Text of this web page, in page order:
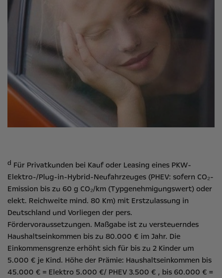
d Für Privatkunden bei Kauf oder Leasing eines PKW-
Elektro-/Plug-in-Hybrid-Neufahrzeuges (PHEV: sofern CO₂-
Emission bis zu 60 g CO₂/km (Typgenehmigungswert) oder
elekt. Reichweite mind. 80 Km) mit Erstzulassung in
Deutschland und Vorliegen der pers.
Fördervoraussetzungen. Maßgabe ist zu versteuerndes
Haushaltseinkommen bis zu 80.000 € im Jahr. Die
Einkommensgrenze erhöht sich für bis zu 2 Kinder um
5.000 € je Kind. Höhe der Prämie: Haushaltseinkommen bis
45.000 € = Elektro 5.000 €/ PHEV 3.500 € , bis 60.000 € =